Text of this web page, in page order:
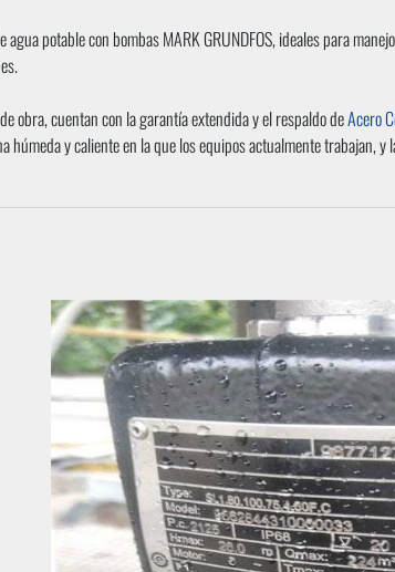
potable con bombas MARK GRUNDFOS, ideales para
obra, cuentan con la garantía extendida y el respaldo deAcero
húmeda y caliente en la que los equipos actualmente trabajan,